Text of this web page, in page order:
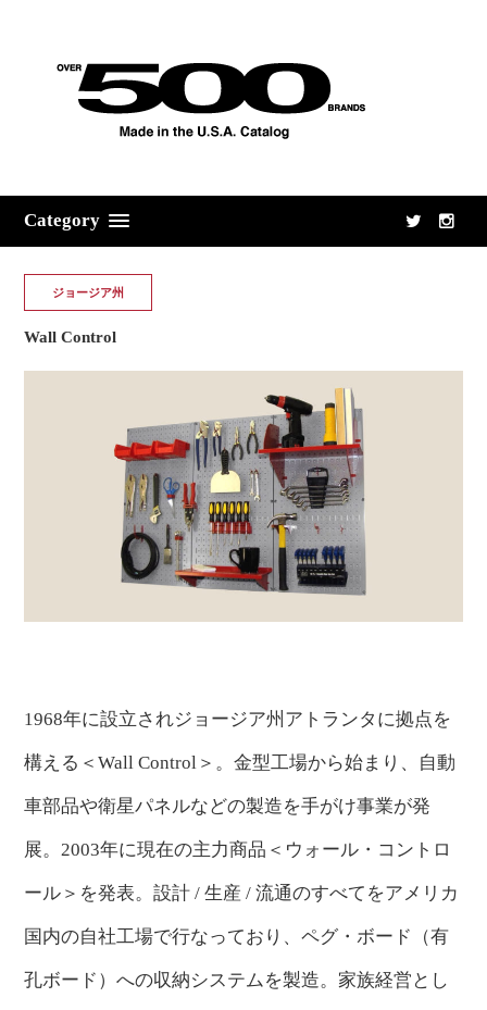
Category
ジョージア州
Wall Control
1968年に設立されジョージア州アトランタに拠点を
構える＜Wall Control＞。金型工場から始まり、自動
車部品や衛星パネルなどの製造を手がけ事業が発
展。2003年に現在の主力商品＜ウォール・コントロ
ール＞を発表。設計 / 生産 / 流通のすべてをアメリカ
国内の自社工場で行なっており、ペグ・ボード（有
孔ボード）への収納システムを製造。家族経営とし